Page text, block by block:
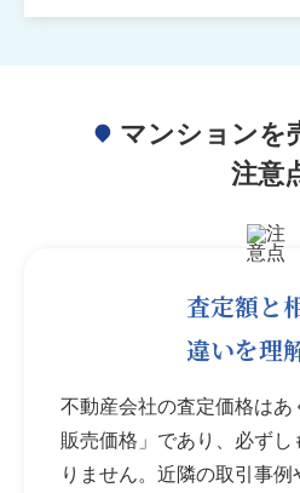
マンションを
注意
査定額と
違いを理
不動産会社の査定価格はあ
販売価格」であり、必ずし
りません。近隣の取引事例